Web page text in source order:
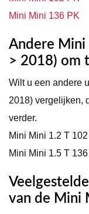
Mini Mini 136 PK
Andere
> 2018) om
Wilt u een andere
2018) vergelijken,
verder.
Mini Mini 1.2 T
Mini Mini 1.5 T
van de Mini